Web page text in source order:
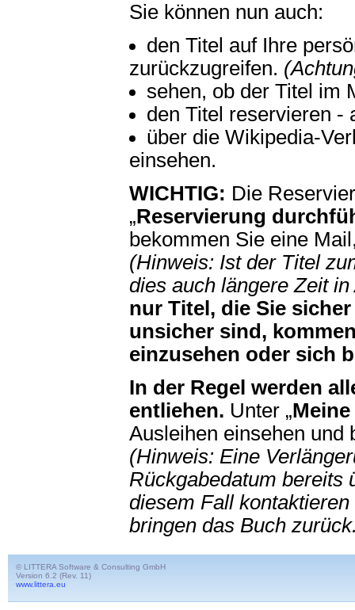
Sie können nun auch:
den Titel auf Ihre
zurückzugreifen.
sehen, ob der Titel im
den Titel reservieren -
über die Wikipedia-
einsehen.
WICHTIG: Die
„Reservierung
bekommen Sie eine
(Hinweis: Ist der Titel
dies auch längere Zeit
nur Titel, die Sie
unsicher sind,
einzusehen oder sich
In der Regel werden
entliehen. Unter „
Ausleihen einsehen und
(Hinweis: Eine
Rückgabedatum bereits
diesem Fall
bringen das Buch
© LITTERA Software & Consulting GmbH
Version 6.2 (Rev. 11)
www.littera.eu